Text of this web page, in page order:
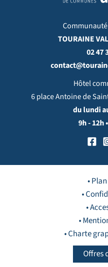
TOURAINE
02 47
Hôtel
6 place Antoine de
du lundi
9h - 12h
•
•
•
•
• Charte
Offres